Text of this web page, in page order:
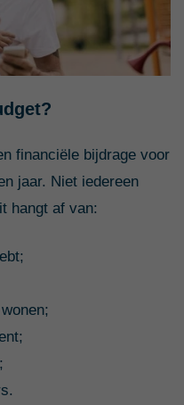
financiële bijdrage voor
jaar. Niet iedereen
hangt af van: